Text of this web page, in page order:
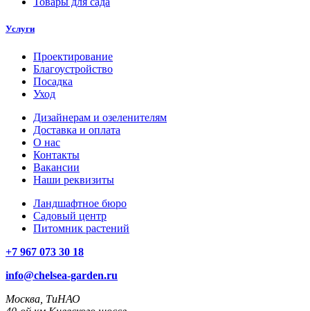
Услуги
Проектирование
Благоустройство
Посадка
Уход
Дизайнерам и озеленителям
Доставка и оплата
О нас
Контакты
Вакансии
Наши реквизиты
Ландшафтное бюро
Садовый центр
Питомник растений
+7 967 073 30 18
info@chelsea-garden.ru
Москва, ТиНАО